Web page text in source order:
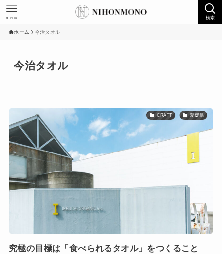
検索
menu
ホーム 今治タオル
今治タオル
CRAFT 愛媛県
究極の目標は「食べられるタオル」をつくること